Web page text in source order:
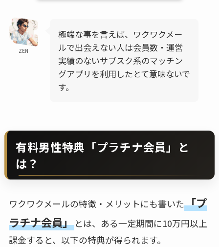
ZEN
極端な事を言えば、ワクワクメー
ルで出会えない人は会員数・運営
実績のないサブスク系のマッチン
グアプリを利用したとて意味ないで
す。
有料男性特典「プラチナ会員」と
は？
ワクワクメールの特徴・メリットにも書いた「プ
ラチナ会員」とは、ある一定期間に10万円以上
課金すると、以下の特典が得られます。